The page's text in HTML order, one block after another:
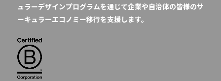
ュラーデザインプログラムを通じて企業や自治体の皆様のサ
ーキュラーエコノミー移行を支援します。